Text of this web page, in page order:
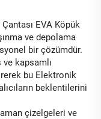
EVA Köpük
ve depolama
bir çözümdür.
kapsamlı
bu Elektronik
beklentilerini
çizelgeleri ve